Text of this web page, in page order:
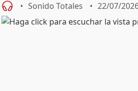
Sonido Totales 22/07/